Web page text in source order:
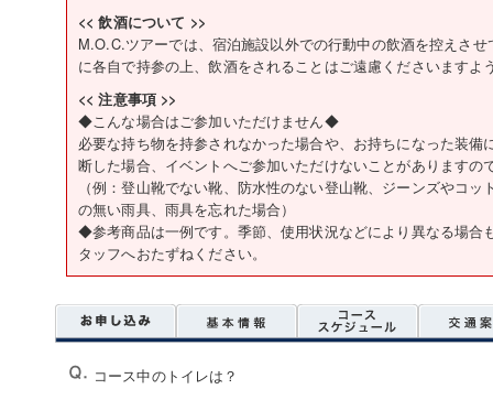
<< 飲酒について >>
M.O.C.ツアーでは、宿泊施設以外での行動中の飲酒を控えさ
に各自で持参の上、飲酒をされることはご遠慮くださいますよ
<< 注意事項 >>
◆こんな場合はご参加いただけません◆
必要な持ち物を持参されなかった場合や、お持ちになった装
断した場合、イベントへご参加いただけないことがありますの
（例：登山靴でない靴、防水性のない登山靴、ジーンズやコ
の無い雨具、雨具を忘れた場合）
◆参考商品は一例です。季節、使用状況などにより異なる場合
タッフへおたずねください。
コース中のトイレは？